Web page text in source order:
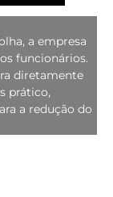
a empresa
funcionários.
diretamente
prático,
a redução do